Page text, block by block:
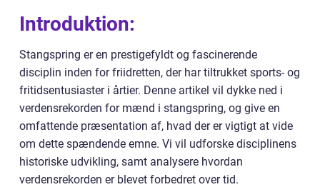
Introduktion:
Stangspring er en prestigefyldt og fascinerende
disciplin inden for friidretten, der har tiltrukket sports- og
fritidsentusiaster i årtier. Denne artikel vil dykke ned i
verdensrekorden for mænd i stangspring, og give en
omfattende præsentation af, hvad der er vigtigt at vide
om dette spændende emne. Vi vil udforske disciplinens
historiske udvikling, samt analysere hvordan
verdensrekorden er blevet forbedret over tid.